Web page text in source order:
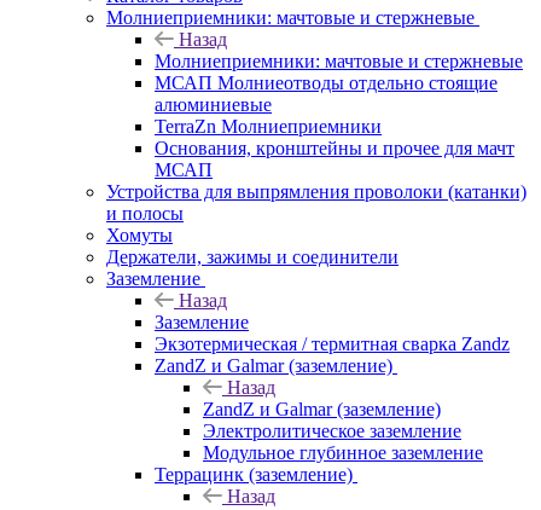
Молниеприемники: мачтовые и стержневые
Назад
Молниеприемники: мачтовые и стержневые
МСАП Молниеотводы отдельно стоящие
алюминиевые
TerraZn Молниеприемники
Основания, кронштейны и прочее для мачт
МСАП
Устройства для выпрямления проволоки (катанки)
и полосы
Хомуты
Держатели, зажимы и соединители
Заземление
Назад
Заземление
Экзотермическая / термитная сварка Zandz
ZandZ и Galmar (заземление)
Назад
ZandZ и Galmar (заземление)
Электролитическое заземление
Модульное глубинное заземление
Террацинк (заземление)
Назад